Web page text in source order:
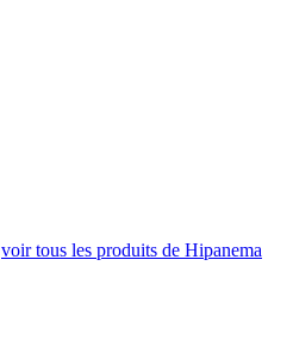
voir tous les produits de Hipanema